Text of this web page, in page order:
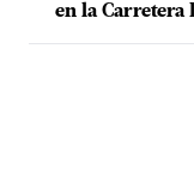
en la Carretera